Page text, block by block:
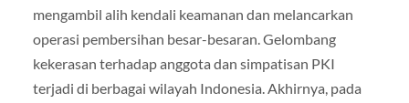
mengambil alih kendali keamanan dan melancarkan
operasi pembersihan besar-besaran. Gelombang
kekerasan terhadap anggota dan simpatisan PKI
terjadi di berbagai wilayah Indonesia. Akhirnya, pada